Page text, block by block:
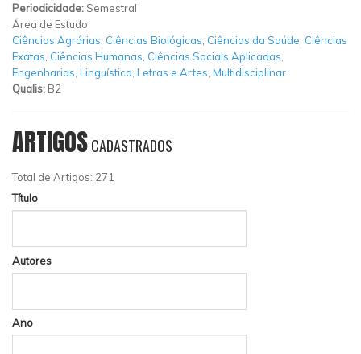
Periodicidade: Semestral
Área de Estudo
Ciências Agrárias Ciências Biológicas Ciências da Saúde Ciências
Exatas Ciências Humanas Ciências Sociais Aplicadas
Engenharias Linguística, Letras e Artes Multidisciplinar
Qualis: B2
ARTIGOSCADASTRADOS
Total de Artigos: 271
Título
Autores
Ano